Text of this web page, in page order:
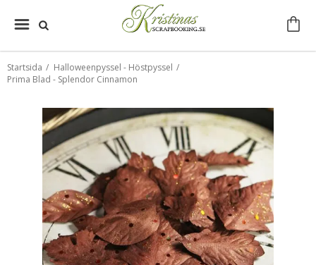
Startsida / Halloweenpyssel - Höstpyssel /
Prima Blad - Splendor Cinnamon